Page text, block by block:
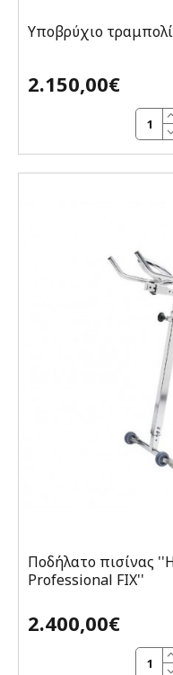
Υποβρύχιο
2.150,00€
Ποδήλατο πισίνας
Professional FIX''
2.400,00€